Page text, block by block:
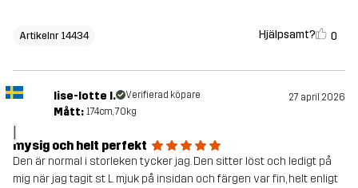
Artikelnr 14434 Hjälpsamt? 0
l
lise-lotte l. Verifierad köpare 27 april 2026
Mått: 174cm, 70kg
mysig och helt perfekt
Den är normal i storleken tycker jag. Den sitter löst och ledigt på
mig när jag tagit st L. mjuk på insidan och färgen var fin, helt enligt